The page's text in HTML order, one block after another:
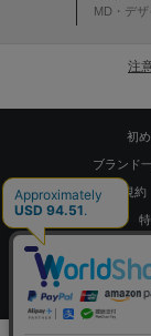
MD・デ
注
初
ブランド
利用規約